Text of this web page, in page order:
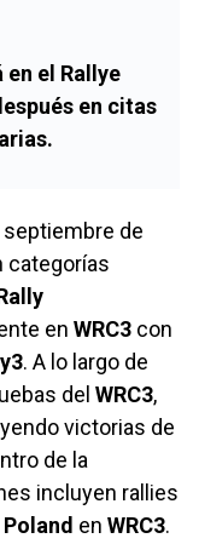
en el Rallye
en citas
.
septiembre de
categorías
en WRC3 con
. A lo largo de
del WRC3,
victorias de
de la
incluyen rallies
Poland en WRC3.